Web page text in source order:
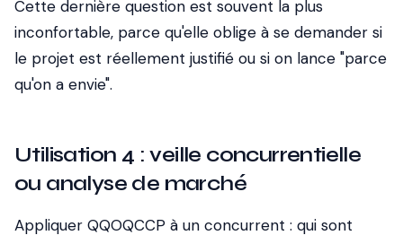
Cette dernière question est souvent la plus
inconfortable, parce qu'elle oblige à se demander si
le projet est réellement justifié ou si on lance "parce
qu'on a envie".
Utilisation 4 : veille concurrentielle
ou analyse de marché
Appliquer QQOQCCP à un concurrent : qui sont